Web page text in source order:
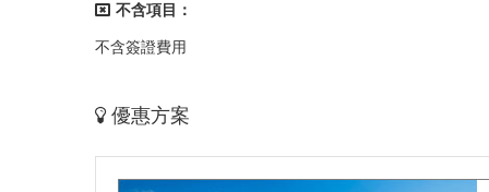
不含項目：
不含簽證費用
優惠方案